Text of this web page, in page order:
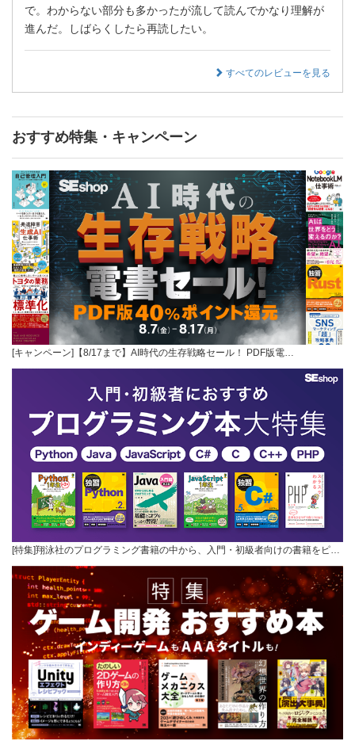
で。わからない部分も多かったが流して読んでかなり理解が
進んだ。しばらくしたら再読したい。
すべてのレビューを見る
おすすめ特集・キャンペーン
[キャンペーン]【8/17まで】AI時代の生存戦略セール！ PDF版電…
[特集]翔泳社のプログラミング書籍の中から、入門・初級者向けの書籍をピ…